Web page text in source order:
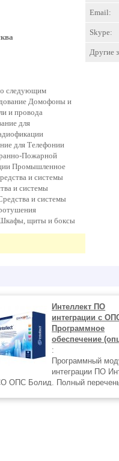
следующим
Домофоны и
и провода
для
для Телефонии
Пожарной
Промышленное
и системы
и системы
и системы
Шкафы, щиты и боксы
Email:
Skype:
Другие
Интеллект ПО
интеграции с
Программное
обеспечение
:
Программный
интеграции ПО
ОПС Болид. Полный